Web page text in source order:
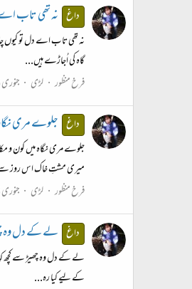
داغ نہ تھی تاب اے
نہ تھی تاب اے دل تو کیوں
گاہ کی اُجاڑے ہیں...
فرخ منظور لڑی جنوری 16، 2018
داغ جلوے مری
جلوے مری نگاہ میں کون و
میری مشتِ خاک اس روز سے
فرخ منظور لڑی جنوری 13، 2018
داغ لے کے دل وہ
لے کے دل وہ چھیڑ سے کچھ کہہ
کے لیے کیا رہ...